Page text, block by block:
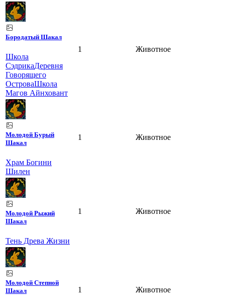
Бородатый Шакал
Школа
СэдрикаДеревня
Говорящего
ОстроваШкола
Магов Айнховант
1 Животное
Молодой Бурый
Шакал
Храм Богини
Шилен
1 Животное
Молодой Рыжий
Шакал
Тень Древа Жизни
1 Животное
Молодой Степной
Шакал
1 Животное